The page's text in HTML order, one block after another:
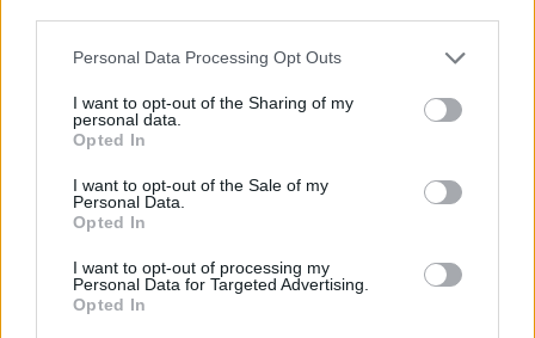
Please note that this website/app uses one or more Google
not limited to your visit or usage behaviour. You may click to
grant or deny consent to Google and its third-party tags to
use your data for below specified purposes in below Google
consent section.
Personal Data Processing Opt Outs
I want to opt-out of the Sharing of my
personal data.
Opted In
I want to opt-out of the Sale of my
Personal Data.
Opted In
I want to opt-out of processing my
Personal Data for Targeted Advertising.
Opted In
tengeralattjárója
1914. december 20-án délután lövések és